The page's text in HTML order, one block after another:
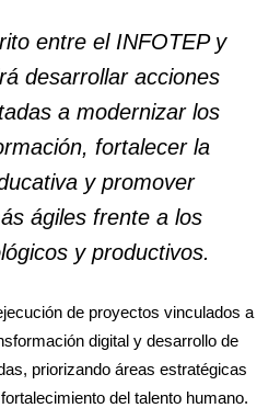
entre el INFOTEP y
desarrollar acciones
a modernizar los
fortalecer la
y promover
ágiles frente a los
y productivos.
de proyectos vinculados a
digital y desarrollo de
priorizando áreas estratégicas
del talento humano.